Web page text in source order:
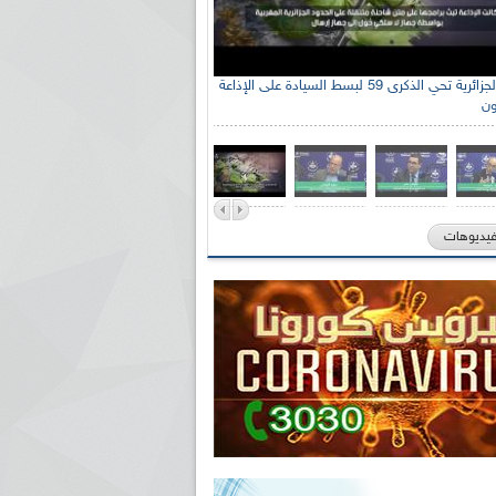
الإذاعة الجزائرية تحي الذكرى 59 لبسط السيادة على الإذاعة